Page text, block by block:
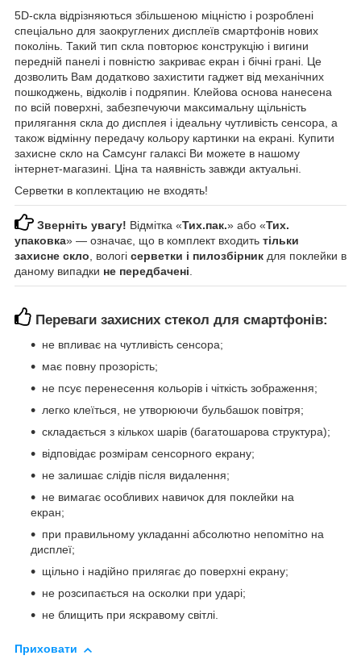
5D-скла відрізняються збільшеною міцністю і розроблені
спеціально для заокруглених дисплеїв смартфонів нових
поколінь. Такий тип скла повторює конструкцію і вигини
передній панелі і повністю закриває екран і бічні грані. Це
дозволить Вам додатково захистити гаджет від механічних
пошкоджень, відколів і подряпин. Клейова основа нанесена
по всій поверхні, забезпечуючи максимальну щільність
прилягання скла до дисплея і ідеальну чутливість сенсора, а
також відмінну передачу кольору картинки на екрані. Купити
захисне скло на Самсунг галаксі Ви можете в нашому
інтернет-магазині. Ціна та наявність завжди актуальні.
Серветки в коплектацию не входять!
Зверніть увагу! Відмітка «Тих.пак.» або «Тих.
упаковка» — означає, що в комплект входить тільки
захисне скло, вологі серветки і пилозбірник для поклейки в
даному випадки не передбачені.
Переваги захисних стекол для смартфонів:
не впливає на чутливість сенсора;
має повну прозорість;
не псує перенесення кольорів і чіткість зображення;
легко клеїться, не утворюючи бульбашок повітря;
складається з кількох шарів (багатошарова структура);
відповідає розмірам сенсорного екрану;
не залишає слідів після видалення;
не вимагає особливих навичок для поклейки на
екран;
при правильному укладанні абсолютно непомітно на
дисплеї;
щільно і надійно прилягає до поверхні екрану;
не розсипається на осколки при ударі;
не блищить при яскравому світлі.
Приховати